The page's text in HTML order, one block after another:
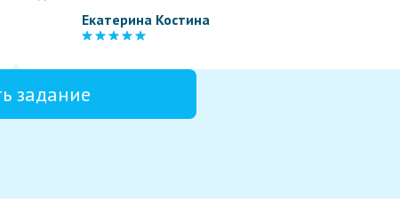
Екатерина Костина
задание